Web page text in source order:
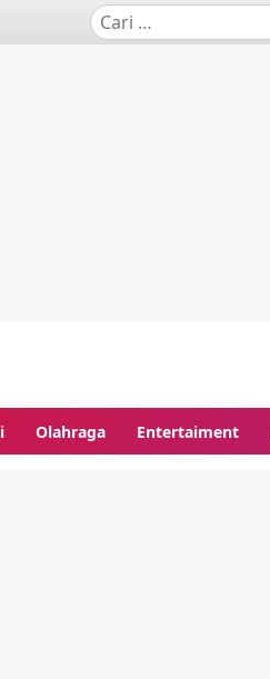
Olahraga Entertaiment